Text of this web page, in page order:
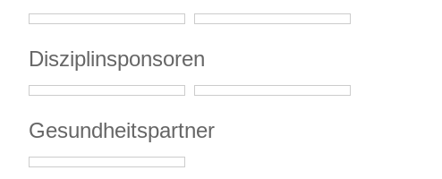
Disziplinsponsoren
Gesundheitspartner